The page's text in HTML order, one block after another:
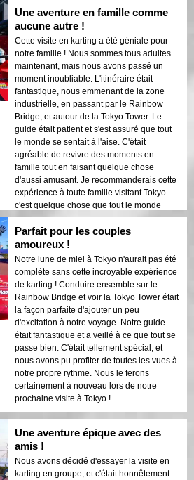
Une aventure en famille comme
aucune autre !
Cette visite en karting a été géniale pour
notre famille ! Nous sommes tous adultes
maintenant, mais nous avons passé un
moment inoubliable. L'itinéraire était
fantastique, nous emmenant de la zone
industrielle, en passant par le Rainbow
Bridge, et autour de la Tokyo Tower. Le
guide était patient et s'est assuré que tout
le monde se sentait à l'aise. C'était
agréable de revivre des moments en
famille tout en faisant quelque chose
d'aussi amusant. Je recommanderais cette
expérience à toute famille visitant Tokyo –
c'est quelque chose que tout le monde
appréciera !
Parfait pour les couples
amoureux !
Notre lune de miel à Tokyo n'aurait pas été
complète sans cette incroyable expérience
de karting ! Conduire ensemble sur le
Rainbow Bridge et voir la Tokyo Tower était
la façon parfaite d'ajouter un peu
d'excitation à notre voyage. Notre guide
était fantastique et a veillé à ce que tout se
passe bien. C'était tellement spécial, et
nous avons pu profiter de toutes les vues à
notre propre rythme. Nous le ferons
certainement à nouveau lors de notre
prochaine visite à Tokyo !
Une aventure épique avec des
amis !
Nous avons décidé d'essayer la visite en
karting en groupe, et c'était honnêtement